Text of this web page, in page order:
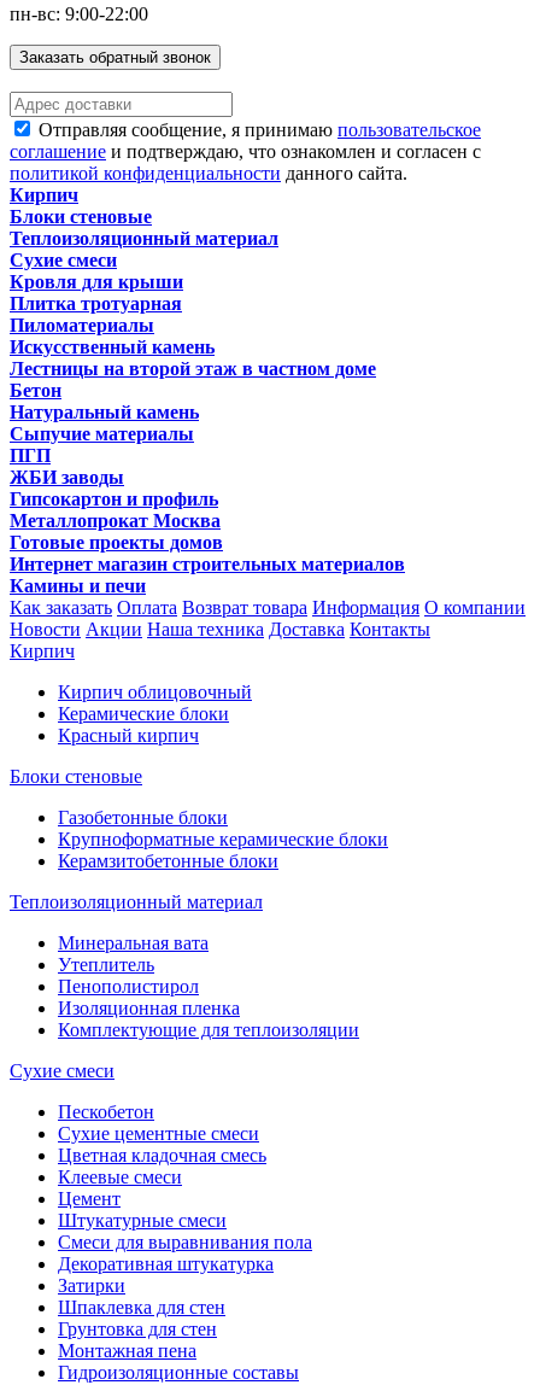
пн-вс: 9:00-22:00
Заказать обратный звонок
Отправляя сообщение, я принимаю пользовательское
соглашение и подтверждаю, что ознакомлен и согласен с
политикой конфиденциальности данного сайта.
Кирпич
Блоки стеновые
Теплоизоляционный материал
Сухие смеси
Кровля для крыши
Плитка тротуарная
Пиломатериалы
Искусственный камень
Лестницы на второй этаж в частном доме
Бетон
Натуральный камень
Сыпучие материалы
ПГП
ЖБИ заводы
Гипсокартон и профиль
Металлопрокат Москва
Готовые проекты домов
Интернет магазин строительных материалов
Камины и печи
Как заказать Оплата Возврат товара Информация О компании
Новости Акции Наша техника Доставка Контакты
Кирпич
Кирпич облицовочный
Керамические блоки
Красный кирпич
Блоки стеновые
Газобетонные блоки
Крупноформатные керамические блоки
Керамзитобетонные блоки
Теплоизоляционный материал
Минеральная вата
Утеплитель
Пенополистирол
Изоляционная пленка
Комплектующие для теплоизоляции
Сухие смеси
Пескобетон
Сухие цементные смеси
Цветная кладочная смесь
Клеевые смеси
Цемент
Штукатурные смеси
Смеси для выравнивания пола
Декоративная штукатурка
Затирки
Шпаклевка для стен
Грунтовка для стен
Монтажная пена
Гидроизоляционные составы